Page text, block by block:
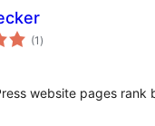
(1 vērtējumu
kopsumma
)
website pages rank